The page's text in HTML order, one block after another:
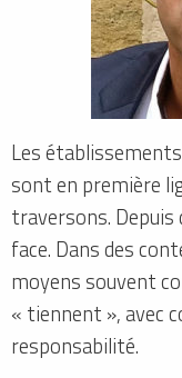
Les
sont en première
traversons.
face. Dans des
moyens souvent
« tiennent », avec
responsabilité.